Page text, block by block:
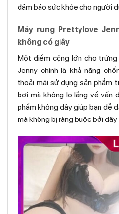
đảm bảo sức khỏe cho người
Máy rung Prettylove
không có giây
Một điểm cộng lớn cho
Jenny chính là khả năng
thoải mái sử dụng sản phẩm
bơi mà không lo lắng về vấn
phẩm không dây giúp bạn dễ
mà không bị ràng buộc bởi dây